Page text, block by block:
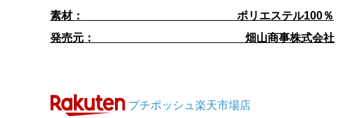
素材： ポリエステル100％
発売元： 畑山商事株式会社
プチポッシュ楽天市場店